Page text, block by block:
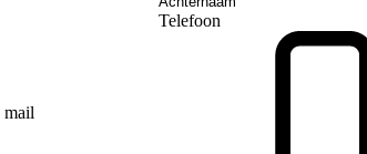
mail
Telefoon